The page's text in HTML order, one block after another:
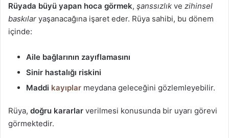
Rüyada büyü yapan hoca görmek, şanssızlık ve zihinsel
baskılar yaşanacağına işaret eder. Rüya sahibi, bu dönem
içinde:
Aile bağlarının zayıflamasını
Sinir hastalığı riskini
Maddi kayıplar meydana geleceğini gözlemleyebilir.
Rüya, doğru kararlar verilmesi konusunda bir uyarı görevi
görmektedir.